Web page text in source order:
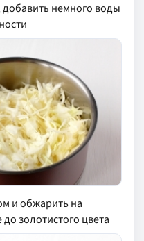
добавить немного воды
и обжарить на
золотистого цвета